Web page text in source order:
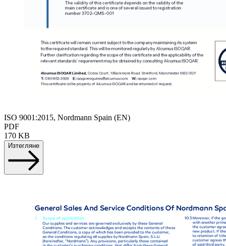
ISO 9001:2015, Nordmann Spain (EN)
PDF
170 KB
Изтегляне